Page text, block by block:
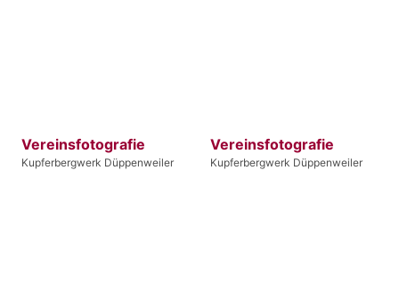
Vereinsfotografie
Kupferbergwerk Düppenweiler
Vereinsfotografie
Kupferbergwerk Düppenweiler